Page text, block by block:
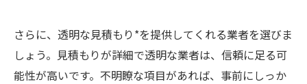
さらに、透明な見積もり*を提供してくれる業者を選びま
しょう。見積もりが詳細で透明な業者は、信頼に足る可
能性が高いです。不明瞭な項目があれば、事前にしっか